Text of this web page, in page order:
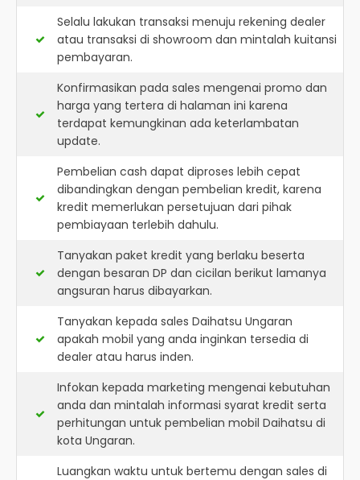
Selalu lakukan transaksi menuju rekening dealer
atau transaksi di showroom dan mintalah kuitansi
pembayaran.
Konfirmasikan pada sales mengenai promo dan
harga yang tertera di halaman ini karena
terdapat kemungkinan ada keterlambatan
update.
Pembelian cash dapat diproses lebih cepat
dibandingkan dengan pembelian kredit, karena
kredit memerlukan persetujuan dari pihak
pembiayaan terlebih dahulu.
Tanyakan paket kredit yang berlaku beserta
dengan besaran DP dan cicilan berikut lamanya
angsuran harus dibayarkan.
Tanyakan kepada sales Daihatsu Ungaran
apakah mobil yang anda inginkan tersedia di
dealer atau harus inden.
Infokan kepada marketing mengenai kebutuhan
anda dan mintalah informasi syarat kredit serta
perhitungan untuk pembelian mobil Daihatsu di
kota Ungaran.
Luangkan waktu untuk bertemu dengan sales di